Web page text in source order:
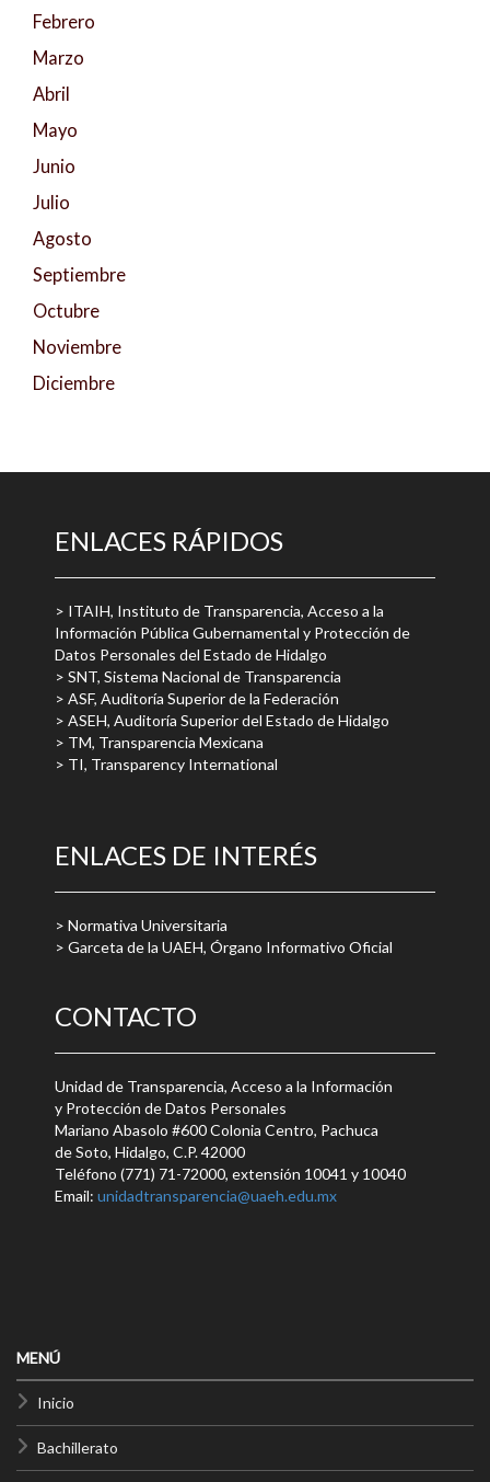
Febrero
Marzo
Abril
Mayo
Junio
Julio
Agosto
Septiembre
Octubre
Noviembre
Diciembre
ENLACES RÁPIDOS
> ITAIH, Instituto de Transparencia, Acceso a la
Información Pública Gubernamental y Protección de
Datos Personales del Estado de Hidalgo
> SNT, Sistema Nacional de Transparencia
> ASF, Auditoría Superior de la Federación
> ASEH, Auditoría Superior del Estado de Hidalgo
> TM, Transparencia Mexicana
> TI, Transparency International
ENLACES DE INTERÉS
> Normativa Universitaria
> Garceta de la UAEH, Órgano Informativo Oficial
CONTACTO
Unidad de Transparencia, Acceso a la Información
y Protección de Datos Personales
Mariano Abasolo #600 Colonia Centro, Pachuca
de Soto, Hidalgo, C.P. 42000
Teléfono (771) 71-72000, extensión 10041 y 10040
Email: unidadtransparencia@uaeh.edu.mx
MENÚ
Inicio
Bachillerato